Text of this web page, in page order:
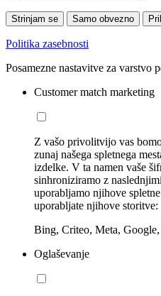
Strinjam se Samo obvezno
Politika zasebnosti
Posamezne nastavitve za varstvo
Customer match marketing
Z vašo privolitvijo vas
zunaj našega spletnega
izdelke. V ta namen vaše
sinhroniziramo z
uporabljamo njihove
uporabljate njihove storitve:
Bing, Criteo, Meta,
Oglaševanje